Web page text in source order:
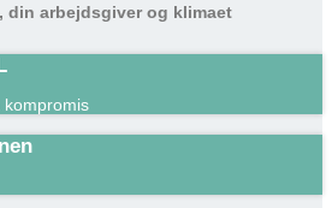
din arbejdsgiver og klimaet
kompromis